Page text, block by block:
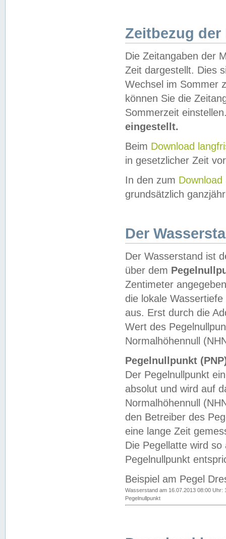
Zeitbezug der
Die Zeitangaben der
Zeit dargestellt. Dies
Wechsel im Sommer
können Sie die
Sommerzeit
eingestellt.
Beim Download
in gesetzlicher Zeit
In den zum Download
grundsätzlich
Der
Der Wasserstand ist
über dem
Zentimeter
die lokale
aus. Erst durch die
Wert des
Normalhöhennull
Pegelnullpunkt
Der Pegelnullpunkt
absolut und wird auf
Normalhöhennull
den Betreiber des
eine lange Zeit
Die Pegellatte wird
Pegelnullpunkt
Beispiel am Pegel
Wasserstand am 16.07.2013 08:00 Uhr:
Pegelnullpunkt